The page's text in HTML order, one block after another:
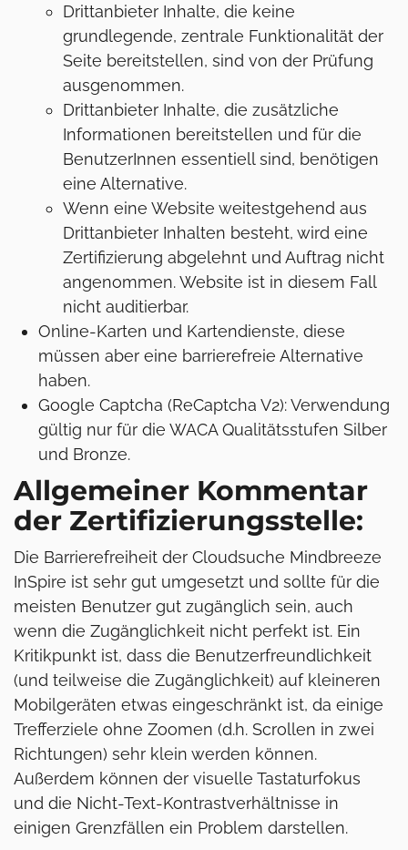
Drittanbieter Inhalte, die keine
grundlegende, zentrale Funktionalität der
Seite bereitstellen, sind von der Prüfung
ausgenommen.
Drittanbieter Inhalte, die zusätzliche
Informationen bereitstellen und für die
BenutzerInnen essentiell sind, benötigen
eine Alternative.
Wenn eine Website weitestgehend aus
Drittanbieter Inhalten besteht, wird eine
Zertifizierung abgelehnt und Auftrag nicht
angenommen. Website ist in diesem Fall
nicht auditierbar.
Online-Karten und Kartendienste, diese
müssen aber eine barrierefreie Alternative
haben.
Google Captcha (ReCaptcha V2): Verwendung
gültig nur für die WACA Qualitätsstufen Silber
und Bronze.
Allgemeiner Kommentar
der Zertifizierungsstelle:
Die Barrierefreiheit der Cloudsuche Mindbreeze
InSpire ist sehr gut umgesetzt und sollte für die
meisten Benutzer gut zugänglich sein, auch
wenn die Zugänglichkeit nicht perfekt ist. Ein
Kritikpunkt ist, dass die Benutzerfreundlichkeit
(und teilweise die Zugänglichkeit) auf kleineren
Mobilgeräten etwas eingeschränkt ist, da einige
Trefferziele ohne Zoomen (d.h. Scrollen in zwei
Richtungen) sehr klein werden können.
Außerdem können der visuelle Tastaturfokus
und die Nicht-Text-Kontrastverhältnisse in
einigen Grenzfällen ein Problem darstellen.